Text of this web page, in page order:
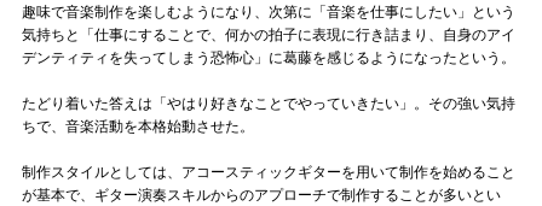
趣味で音楽制作を楽しむようになり、次第に「音楽を仕事にしたい」という
気持ちと「仕事にすることで、何かの拍子に表現に行き詰まり、自身のアイ
デンティティを失ってしまう恐怖心」に葛藤を感じるようになったという。
たどり着いた答えは「やはり好きなことでやっていきたい」。その強い気持
ちで、音楽活動を本格始動させた。
制作スタイルとしては、アコースティックギターを用いて制作を始めること
が基本で、ギター演奏スキルからのアプローチで制作することが多いとい